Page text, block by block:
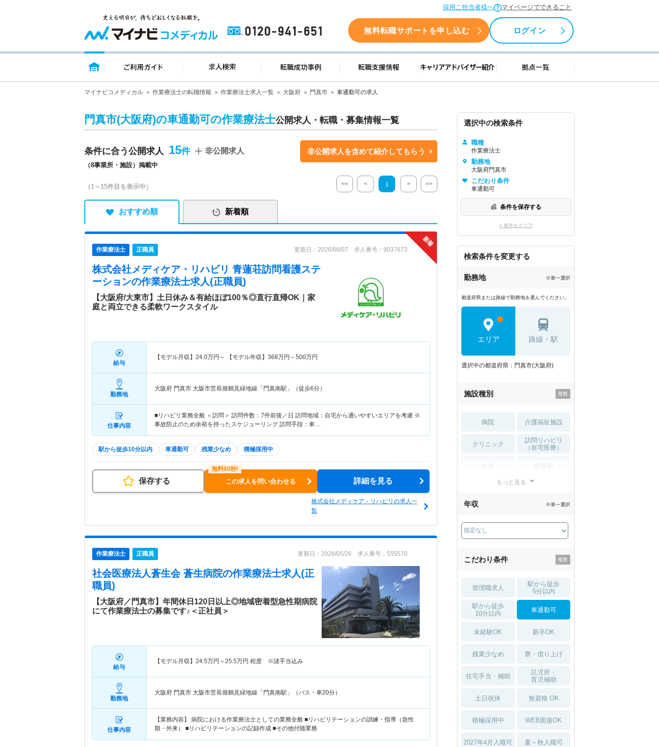
採用ご担当者様へ マイページでできること
0120-941-651 無料転職サポートを申し込む ログイン
トップページ ご利用ガイド 求人検索 転職成功事例 転職支援情報 キャリアアドバイザー紹介 拠点一覧
マイナビコメディカル 作業療法士の転職情報 作業療法士求人一覧 大阪府 門真市 車通勤可の求人
門真市(大阪府)の車通勤可の作業療法士公開求人・転職・募集情報一覧
条件に合う公開求人 15
（8事業所・施設）掲載中
非公開求人 非公開求人を含めて紹介してもらう
（1～15件目を表示中） << < 1 > >>
おすすめ順 新着順
作業療法士 正職員 更新日：2026/08/07 求人番号：9037673
株式会社メディケア・リハビリ 青蓮荘訪問看護ステ
ーションの作業療法士求人(正職員)
【大阪府/大東市】土日休み＆有給ほぼ100％◎直行直帰OK｜家
庭と両立できる柔軟ワークスタイル
給与
【モデル月収】 24.0万円～ 【モデル年収】 368万円～500万円
勤務地
大阪府 門真市 大阪市営長堀鶴見緑地線「門真南駅」（徒歩6分）
仕事内容
■リハビリ業務全般 ＜訪問＞ 訪問件数：7件前後／日 訪問地域：自宅から通いやすいエリアを考慮 ※
事故防止のため余裕を持ったスケジューリング 訪問手段：車…
駅から徒歩10分以内 車通勤可 残業少なめ 積極採用中
保存する この求人を問い合わせる 詳細を見る
株式会社メディケア・リハビリの求人一
覧
作業療法士 正職員 更新日：2026/05/26 求人番号：555570
社会医療法人蒼生会 蒼生病院の作業療法士求人(正
職員)
【大阪府／門真市】年間休日120日以上◎地域密着型急性期病院
にて作業療法士の募集です♪＜正社員＞
給与
【モデル月収】 24.5万円～25.5万円 程度 ※諸手当込み
勤務地
大阪府 門真市 大阪市営長堀鶴見緑地線「門真南駅」（バス・車20分）
仕事内容
【業務内容】 病院における作業療法士としての業務全般 ■リハビリテーションの訓練・指導（急性
期・外来） ■リハビリテーションの記録作成 ■その他付随業務
選択中の検索条件
職種
作業療法士
勤務地
大阪府門真市
こだわり条件
車通勤可
条件を保存する
× 条件をクリア
検索条件を変更する
勤務地 ※単一選択
都道府県または路線で勤務地を選んでください。
エリア 路線・駅
選択中の都道府県：門真市(大阪府)
施設種別
病院 介護福祉施設
クリニック
訪問リハビリ
（在宅医療）
薬局・
もっと見る
年収 ※単一選択
こだわり条件
管理職求人
駅から徒歩
5分以内
駅から徒歩
10分以内
車通勤可
未経験OK 新卒OK
残業少なめ 寮・借り上げ
住宅手当・補助
託児所・
育児補助
土日祝休 無資格 OK
積極採用中 WEB面接OK
2027年4月入職可 夏～秋入職可